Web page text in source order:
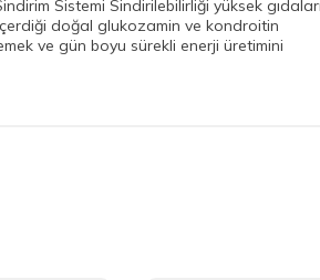
Sistemi Sindirilebilirliği yüksek
İçerdiği doğal glukozamin ve kondroitin
ve gün boyu sürekli enerji üretimini